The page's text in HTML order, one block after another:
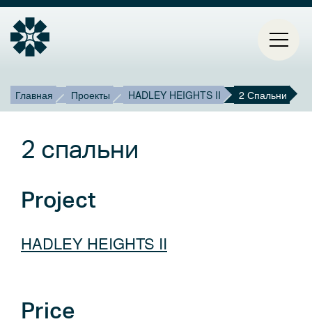
ПРОЕКТЫ
Строка
навигации
Главная Проекты HADLEY HEIGHTS II 2 Спальни
2 спальни
Project
HADLEY HEIGHTS II
Price